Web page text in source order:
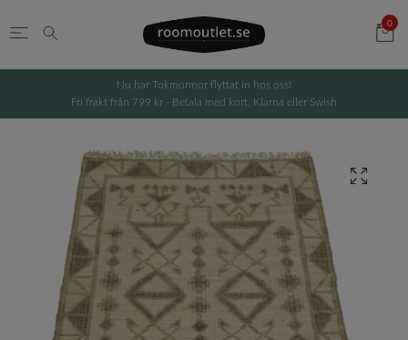
0
Nu har Tokmormor flyttat in hos oss!
Fri frakt från 799 kr - Betala med kort, Klarna eller Swish